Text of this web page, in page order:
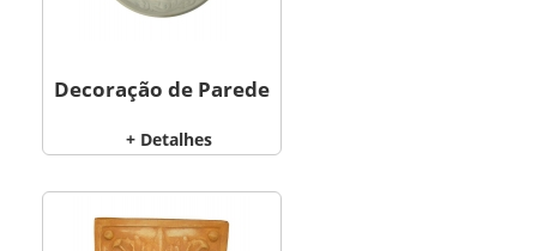
Decoração de Parede
+ Detalhes